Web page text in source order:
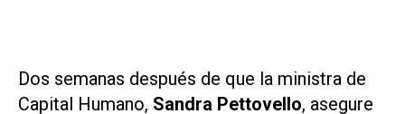
Dos semanas después de que la ministra de
Capital Humano, Sandra Pettovello, asegure